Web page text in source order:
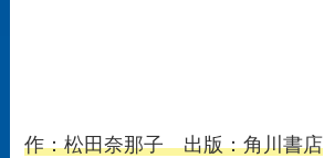
作：松田奈那子 出版：角川書店